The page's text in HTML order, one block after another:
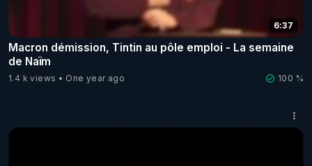
6:37
Macron démission, Tintin au pôle emploi - La semaine
de Naïm
1.4 k views One year ago 100 %